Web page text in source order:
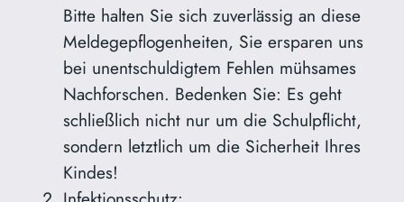
Bitte halten Sie sich zuverlässig an diese
Meldegepflogenheiten, Sie ersparen uns
bei unentschuldigtem Fehlen mühsames
Nachforschen. Bedenken Sie: Es geht
schließlich nicht nur um die Schulpflicht,
sondern letztlich um die Sicherheit Ihres
Kindes!